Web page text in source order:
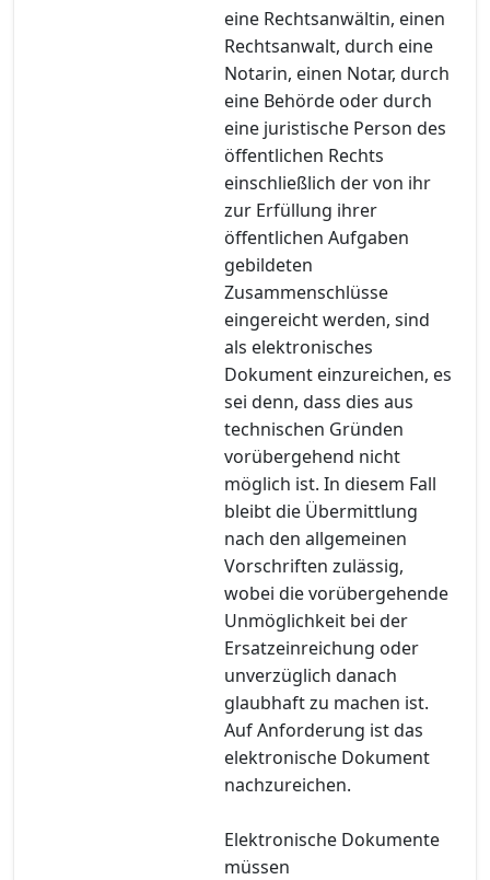
eine Rechtsanwältin, einen
Rechtsanwalt, durch eine
Notarin, einen Notar, durch
eine Behörde oder durch
eine juristische Person des
öffentlichen Rechts
einschließlich der von ihr
zur Erfüllung ihrer
öffentlichen Aufgaben
gebildeten
Zusammenschlüsse
eingereicht werden, sind
als elektronisches
Dokument einzureichen, es
sei denn, dass dies aus
technischen Gründen
vorübergehend nicht
möglich ist. In diesem Fall
bleibt die Übermittlung
nach den allgemeinen
Vorschriften zulässig,
wobei die vorübergehende
Unmöglichkeit bei der
Ersatzeinreichung oder
unverzüglich danach
glaubhaft zu machen ist.
Auf Anforderung ist das
elektronische Dokument
nachzureichen.
Elektronische Dokumente
müssen